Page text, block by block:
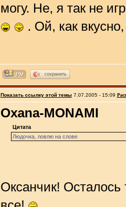
могу. Не, я так не
. Ой, как
сохранить
Показать ссылку этой темы 7.07.2005 - 15:09
Oxana-MONAMI
Цитата
Людочка, ловлю на слове
Оксанчик! Осталось